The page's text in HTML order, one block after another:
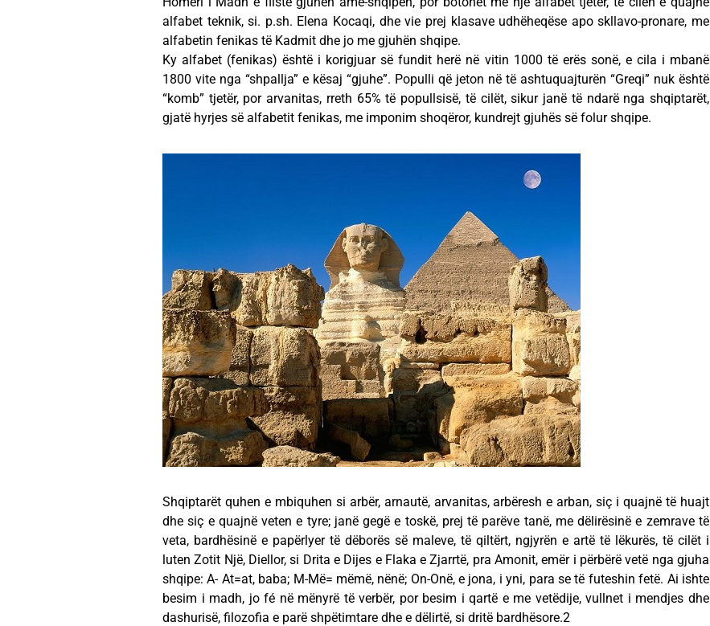
alfabet teknik, si. p.sh. Elena Kocaqi, dhe vie prej klasave udhëheqëse apo skllavo-pronare, me
alfabetin fenikas të Kadmit dhe jo me gjuhën shqipe.
Ky alfabet (fenikas) është i korigjuar së fundit herë në vitin 1000 të erës sonë, e cila i mbanë
1800 vite nga “shpallja” e kësaj “gjuhe”. Populli që jeton në të ashtuquajturën “Greqi” nuk është
“komb” tjetër, por arvanitas, rreth 65% të popullsisë, të cilët, sikur janë të ndarë nga shqiptarët,
gjatë hyrjes së alfabetit fenikas, me imponim shoqëror, kundrejt gjuhës së folur shqipe.
Shqiptarët quhen e mbiquhen si arbër, arnautë, arvanitas, arbëresh e arban, siç i quajnë të huajt
dhe siç e quajnë veten e tyre; janë gegë e toskë, prej të parëve tanë, me dëlirësinë e zemrave të
veta, bardhësinë e papërlyer të dëborës së maleve, të qiltërt, ngjyrën e artë të lëkurës, të cilët i
luten Zotit Një, Diellor, si Drita e Dijes e Flaka e Zjarrtë, pra Amonit, emër i përbërë vetë nga gjuha
shqipe: A- At=at, baba; M-Më= mëmë, nënë; On-Onë, e jona, i yni, para se të futeshin fetë. Ai ishte
besim i madh, jo fé në mënyrë të verbër, por besim i qartë e me vetëdije, vullnet i mendjes dhe
dashurisë, filozofia e parë shpëtimtare dhe e dëlirtë, si dritë bardhësore.2